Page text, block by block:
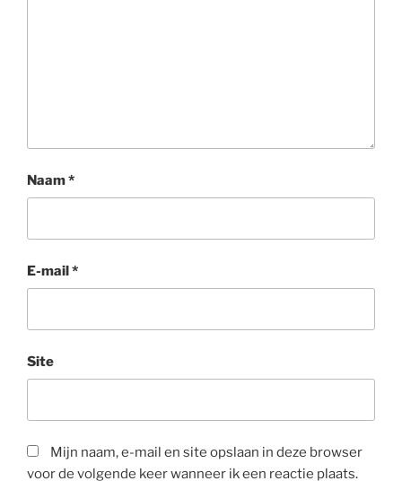
Naam*
E-mail*
Site
Mijn naam, e-mail en site opslaan in deze browser
voor de volgende keer wanneer ik een reactie plaats.